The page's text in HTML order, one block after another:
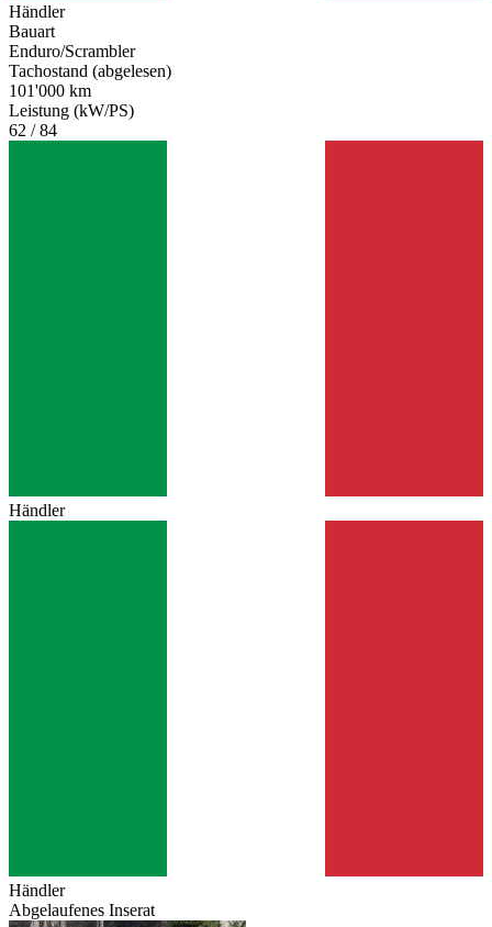
Händler
Bauart
Enduro/Scrambler
Tachostand (abgelesen)
101'000 km
Leistung (kW/PS)
62 / 84
Händler
Händler
Abgelaufenes Inserat